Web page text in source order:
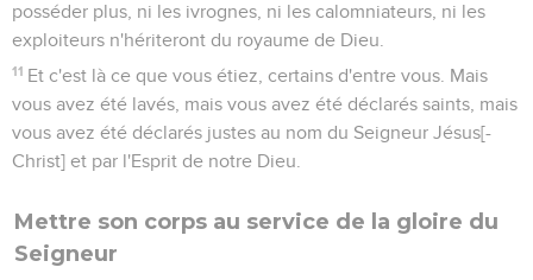
posséder plus, ni les ivrognes, ni les calomniateurs, ni les
exploiteurs n'hériteront du royaume de Dieu.
11 Et c'est là ce que vous étiez, certains d'entre vous. Mais
vous avez été lavés, mais vous avez été déclarés saints, mais
vous avez été déclarés justes au nom du Seigneur Jésus[-
Christ] et par l'Esprit de notre Dieu.
Mettre son corps au service de la gloire du
Seigneur